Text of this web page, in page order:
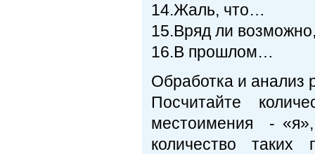
14.Жаль, что…
15.Вряд ли
16.В прошлом…
Обработка и анализ
Посчитайте
местоимения -
количество таких